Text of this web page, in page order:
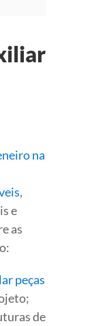
na
,
e
as
peças
de